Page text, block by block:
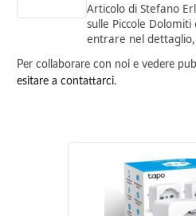
Articolo di Stefano
sulle Piccole
entrare nel
Per collaborare con noi e vedere
esitare a contattarci.